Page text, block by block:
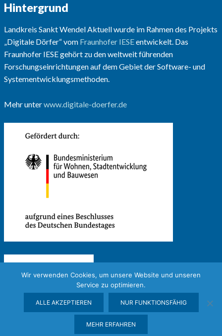
Hintergrund
Landkreis Sankt Wendel Aktuell wurde im Rahmen des Projekts
„Digitale Dörfer“ vom Fraunhofer IESEentwickelt. Das
Fraunhofer IESE gehört zu den weltweit führenden
Forschungseinrichtungen auf dem Gebiet der Software- und
Systementwicklungsmethoden.
Mehr unterwww.digitale-doerfer.de
Wir verwenden Cookies, um unsere Website und unseren
Service zu optimieren.
ALLE AKZEPTIEREN NUR FUNKTIONSFÄHIG
MEHR ERFAHREN